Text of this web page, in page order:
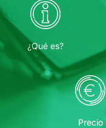
¿Qué es?
Precio